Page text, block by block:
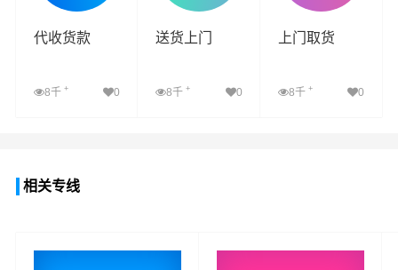
代收货款
8千 + 0
送货上门
8千+ 0
上门取货
8千 + 0
相关专线